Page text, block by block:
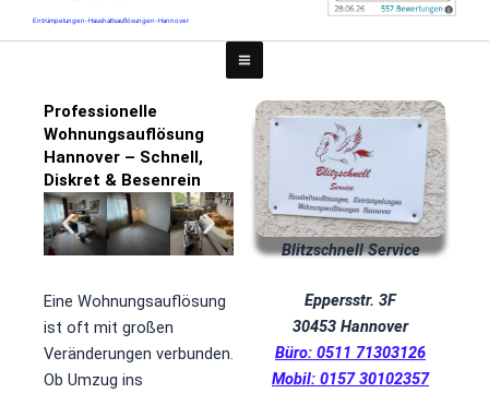
Entrümpelungen-Haushaltsauflösungen-Hannover
Professionelle
Wohnungsauflösung
Hannover – Schnell,
Diskret & Besenrein
Eine Wohnungsauflösung
ist oft mit großen
Veränderungen verbunden.
Ob Umzug ins
Blitzschnell Service
Eppersstr. 3F
30453 Hannover
Büro: 0511 71303126
Mobil: 0157 30102357